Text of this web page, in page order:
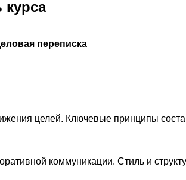
курса
переписка
целей. Ключевые принципы
коммуникации. Стиль и